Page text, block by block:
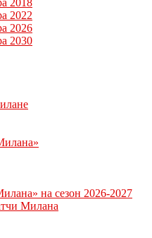
2018
2022
2026
2030
на сезон 2026-2027
Милана